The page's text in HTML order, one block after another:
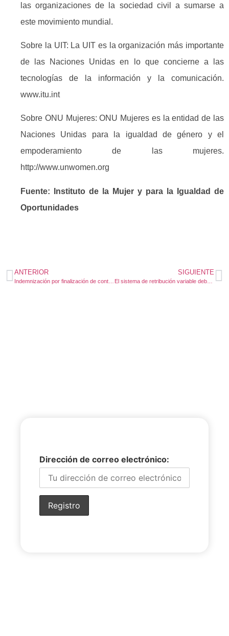
las organizaciones de la sociedad civil a sumarse a
este movimiento mundial.
Sobre la UIT: La UIT es la organización más importante
de las Naciones Unidas en lo que concierne a las
tecnologías de la información y la comunicación.
www.itu.int
Sobre ONU Mujeres: ONU Mujeres es la entidad de las
Naciones Unidas para la igualdad de género y el
empoderamiento de las mujeres.
http://www.unwomen.org
Fuente: Instituto de la Mujer y para la Igualdad de
Oportunidades
ANTERIOR SIGUIENTE
El sistema de retribución variable debe contener los concretos objetivos a alcanzar
Dirección de correo electrónico: